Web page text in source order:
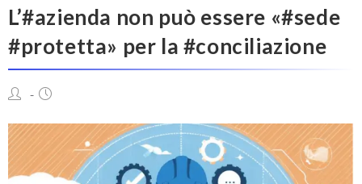
L’#azienda non può essere «#sede
#protetta» per la #conciliazione